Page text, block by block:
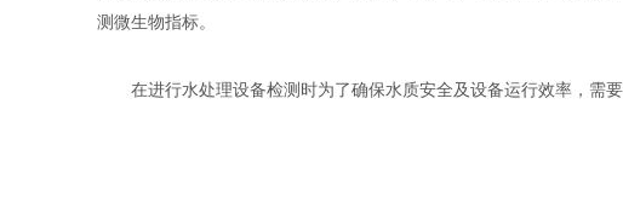
测微生物指标。
在进行水处理设备检测时为了确保水质安全及设备运行效率，需要